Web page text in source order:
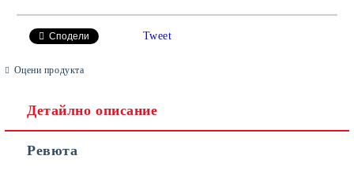
Сподели Tweet
Оцени продукта
Детайлно описание
Ревюта